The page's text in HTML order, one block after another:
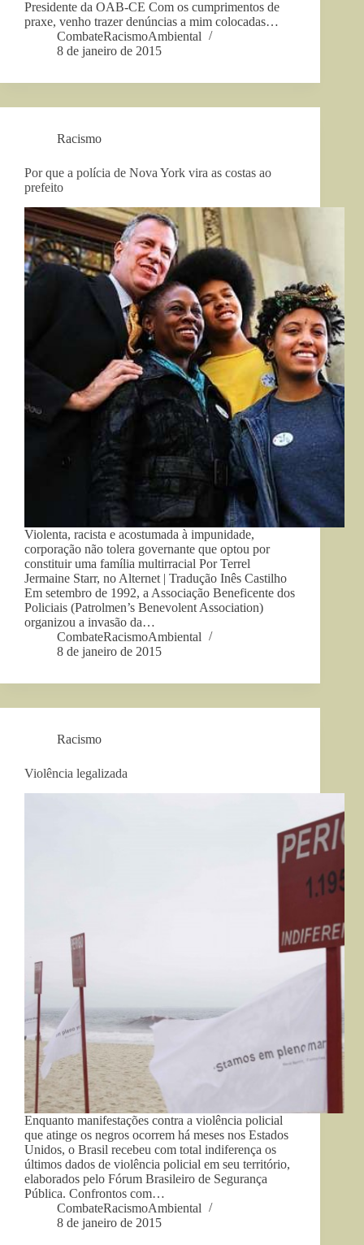
Presidente da OAB-CE Com os cumprimentos de
praxe, venho trazer denúncias a mim colocadas…
CombateRacismoAmbiental
8 de janeiro de 2015
Racismo
Por que a polícia de Nova York vira as costas ao
prefeito
Violenta, racista e acostumada à impunidade,
corporação não tolera governante que optou por
constituir uma família multirracial Por Terrel
Jermaine Starr, no Alternet | Tradução Inês Castilho
Em setembro de 1992, a Associação Beneficente dos
Policiais (Patrolmen’s Benevolent Association)
organizou a invasão da…
CombateRacismoAmbiental
8 de janeiro de 2015
Racismo
Violência legalizada
Enquanto manifestações contra a violência policial
que atinge os negros ocorrem há meses nos Estados
Unidos, o Brasil recebeu com total indiferença os
últimos dados de violência policial em seu território,
elaborados pelo Fórum Brasileiro de Segurança
Pública. Confrontos com…
CombateRacismoAmbiental
8 de janeiro de 2015